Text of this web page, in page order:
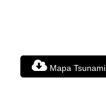
Mapa Tsunami